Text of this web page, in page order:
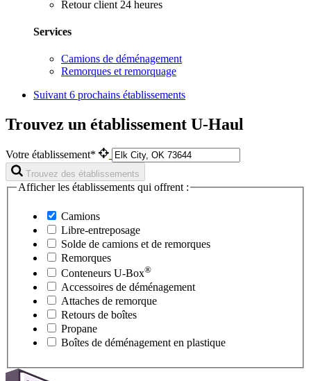
Retour client 24 heures
Services
Camions de déménagement
Remorques et remorquage
Suivant 6 prochains établissements
Trouvez un établissement U-Haul
Votre établissement*
Trouvez des établissements
Afficher les établissements qui offrent :
Camions
Libre-entreposage
Solde de camions et de remorques
Remorques
Conteneurs U-Box®
Accessoires de déménagement
Attaches de remorque
Retours de boîtes
Propane
Boîtes de déménagement en plastique